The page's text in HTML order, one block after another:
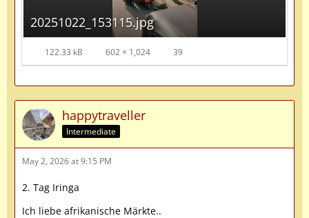
20251022_153115.jpg
122.33 kB 602 × 1,024 39
happytraveller
Intermediate
May 2, 2026 at 9:15 PM
2. Tag Iringa
Ich liebe afrikanische Märkte..